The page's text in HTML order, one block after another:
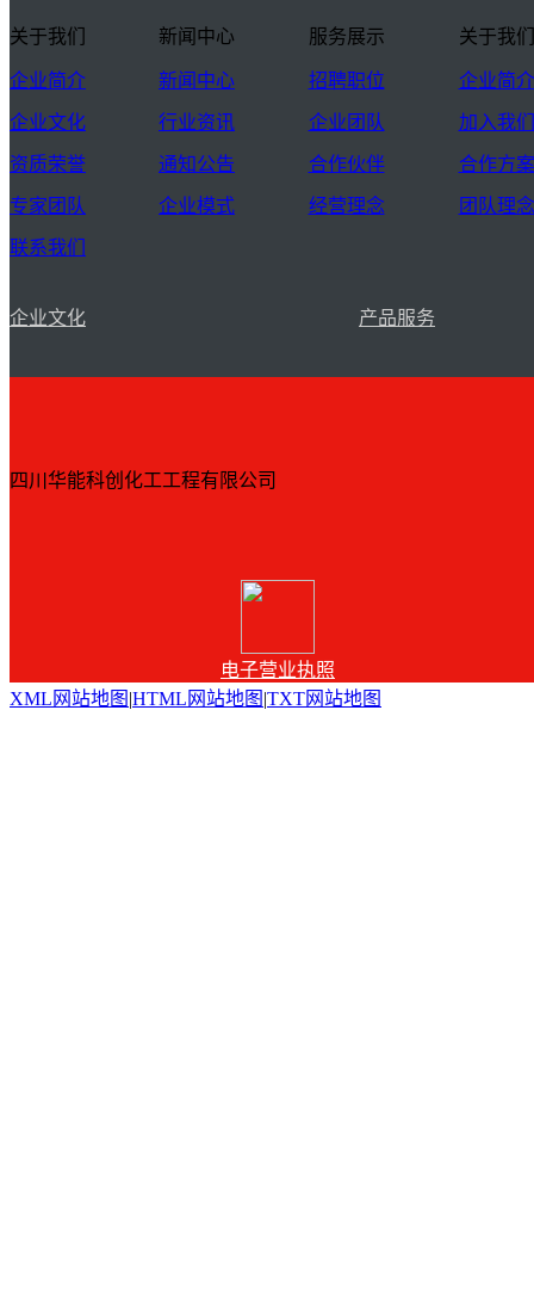
关于我们
企业简介
企业文化
资质荣誉
专家团队
联系我们
新闻中心
新闻中心
行业资讯
通知公告
企业模式
服务展示
招聘职位
企业团队
合作伙伴
经营理念
关于我们
企业简介
加入我们
合作方案
团队理念
企业文化 产品服务
四川华能科创化工工程有限公司
电子营业执照
XML网站地图 |HTML网站地图 |TXT网站地图